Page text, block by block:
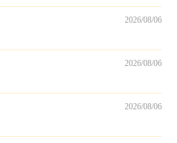
2026/08/06
2026/08/06
2026/08/06